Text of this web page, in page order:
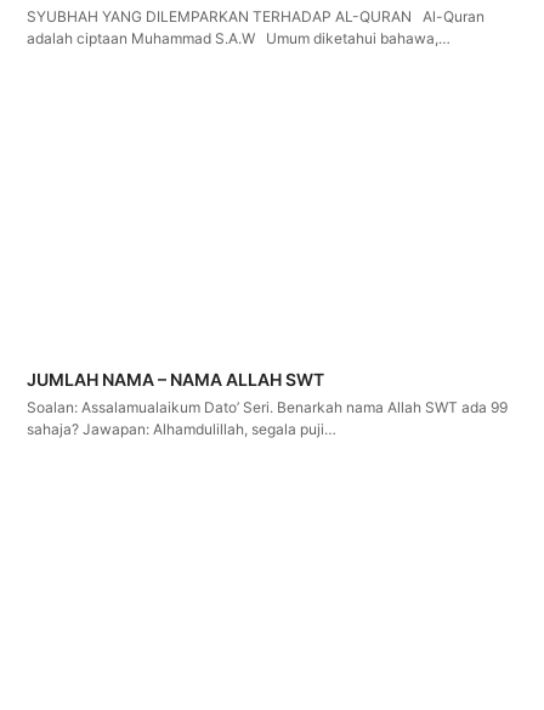
SYUBHAH YANG DILEMPARKAN TERHADAP AL-QURAN Al-Quran
adalah ciptaan Muhammad S.A.W Umum diketahui bahawa,…
JUMLAH NAMA – NAMA ALLAH SWT
Soalan: Assalamualaikum Dato’ Seri. Benarkah nama Allah SWT ada 99
sahaja? Jawapan: Alhamdulillah, segala puji…